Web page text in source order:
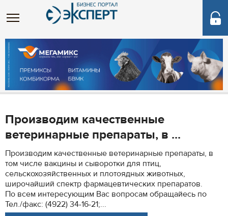
Производим качественные
ветеринарные препараты, в ...
Производим качественные ветеринарные препараты, в
том числе вакцины и сыворотки для птиц,
сельскохозяйственных и плотоядных животных,
широчайший спектр фармацевтических препаратов.
По всем интересующим Вас вопросам обращайесь по
Тел./факс: (4922) 34-16-21;...